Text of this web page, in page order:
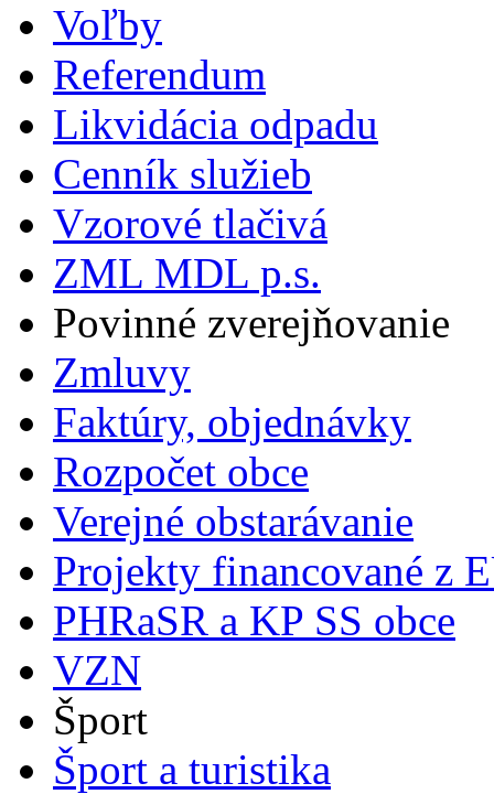
Voľby
Referendum
Likvidácia odpadu
Cenník služieb
Vzorové tlačivá
ZML MDL p.s.
Povinné zverejňovanie
Zmluvy
Faktúry, objednávky
Rozpočet obce
Verejné obstarávanie
Projekty financované z
PHRaSR a KP SS obce
VZN
Šport
Šport a turistika